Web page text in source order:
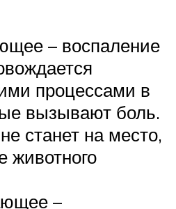
– воспаление
процессами в
вызывают боль.
станет на место,
животного
–